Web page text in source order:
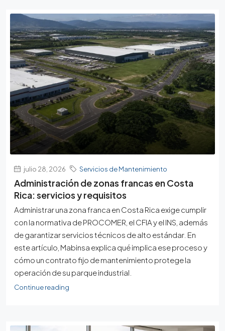
julio 28, 2026 Servicios de Mantenimiento
Administración de zonas francas en Costa
Rica: servicios y requisitos
Administrar una zona franca en Costa Rica exige cumplir
con la normativa de PROCOMER, el CFIA y el INS, además
de garantizar servicios técnicos de alto estándar. En
este artículo, Mabinsa explica qué implica ese proceso y
cómo un contrato fijo de mantenimiento protege la
operación de su parque industrial.
Continue reading